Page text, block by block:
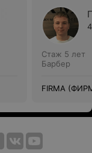
Стаж 5 лет
Барбер
FIRMA